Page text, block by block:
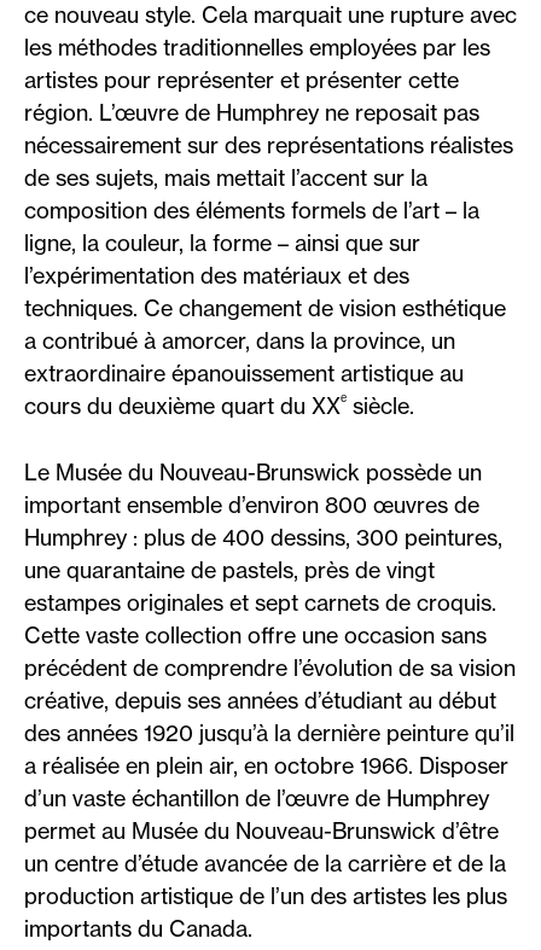
ce nouveau style. Cela marquait une rupture avec
les méthodes traditionnelles employées par les
artistes pour représenter et présenter cette
région. L’œuvre de Humphrey ne reposait pas
nécessairement sur des représentations réalistes
de ses sujets, mais mettait l’accent sur la
composition des éléments formels de l’art – la
ligne, la couleur, la forme – ainsi que sur
l’expérimentation des matériaux et des
techniques. Ce changement de vision esthétique
a contribué à amorcer, dans la province, un
extraordinaire épanouissement artistique au
cours du deuxième quart du XXᵉ siècle.
Le Musée du Nouveau-Brunswick possède un
important ensemble d’environ 800 œuvres de
Humphrey : plus de 400 dessins, 300 peintures,
une quarantaine de pastels, près de vingt
estampes originales et sept carnets de croquis.
Cette vaste collection offre une occasion sans
précédent de comprendre l’évolution de sa vision
créative, depuis ses années d’étudiant au début
des années 1920 jusqu’à la dernière peinture qu’il
a réalisée en plein air, en octobre 1966. Disposer
d’un vaste échantillon de l’œuvre de Humphrey
permet au Musée du Nouveau-Brunswick d’être
un centre d’étude avancée de la carrière et de la
production artistique de l’un des artistes les plus
importants du Canada.